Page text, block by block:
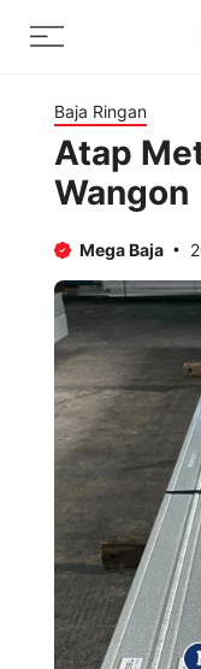
Menu
Baja Ringan
Atap
Wangon
Mega Baja